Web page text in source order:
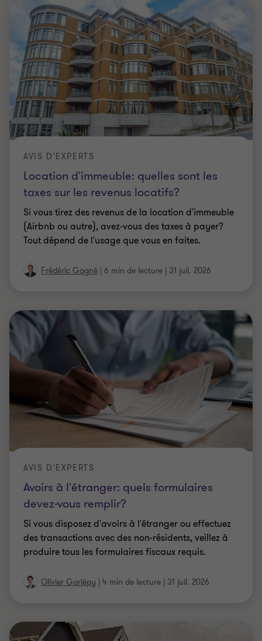
Location d'immeuble: quelles sont les
taxes sur les revenus locatifs?
AVIS D'EXPERTS
Si vous tirez des revenus de la location d'immeuble
(Airbnb ou autre), avez-vous des taxes à payer?
Tout dépend de l'usage que vous en faites.
Frédéric Gagné | 6 min de lecture | 31 juil. 2026
Avoirs à l'étranger: quels formulaires
devez-vous remplir?
AVIS D'EXPERTS
Si vous disposez d'avoirs à l'étranger ou effectuez
des transactions avec des non-résidents, veillez à
produire tous les formulaires fiscaux requis.
Olivier Gariépy | 4 min de lecture | 31 juil. 2026